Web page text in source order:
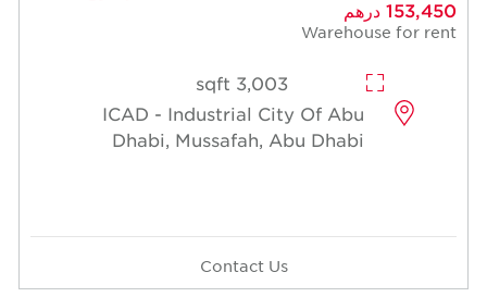
ICAD - Industrial
Dhabi, Mussafah,